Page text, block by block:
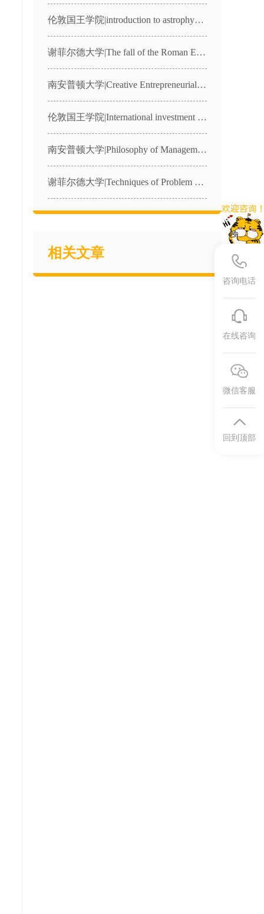
伦敦国王学院|introduction to astrophysics|4CCP1987课程辅导
谢菲尔德大学|The fall of the Roman Empire in the West|HST236课程辅导
南安普顿大学|Creative Entrepreneurial Freelance Practice|CFP1课程辅导
伦敦国王学院|International investment law|7FFLA066课程辅导
南安普顿大学|Philosophy of Management and Organisations|MANG2057课程辅导
谢菲尔德大学|Techniques of Problem Solving in Physics|PHY340课程辅导
相关文章
咨询电话
在线咨询
微信客服
回到顶部